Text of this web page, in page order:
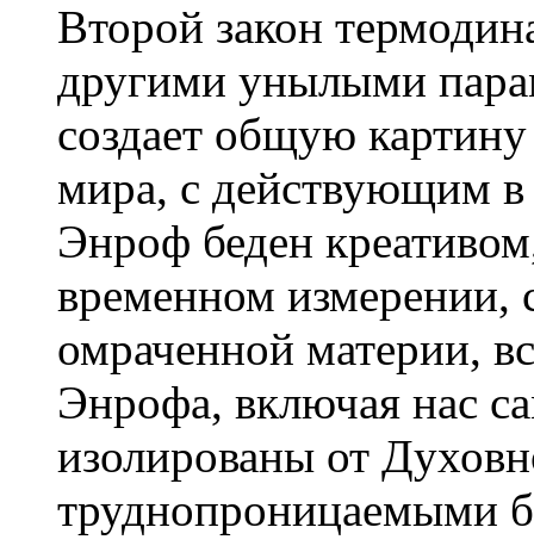
Второй закон
другими унылыми
создает общую
мира, с действующим в
Энроф беден
временном измерении,
омраченной материи,
Энрофа, включая нас
изолированы от
труднопроницаемыми